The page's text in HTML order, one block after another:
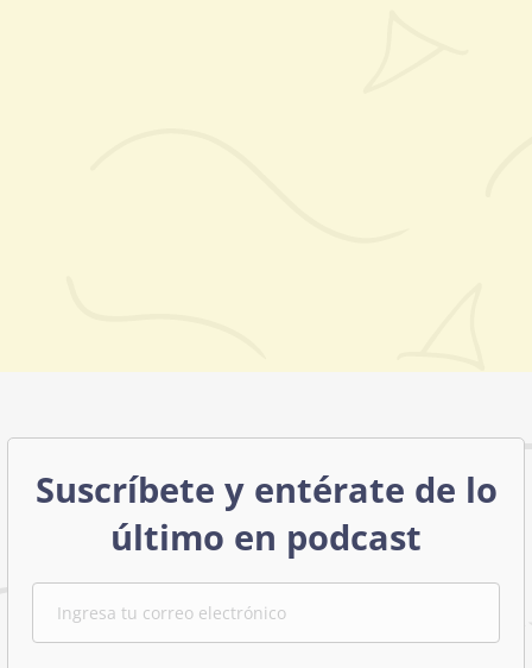
Suscríbete y entérate de lo
último en podcast